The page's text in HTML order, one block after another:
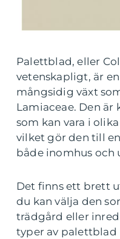
Palettblad, eller
vetenskapligt, är
mångsidig växt
Lamiaceae. Den är
som kan vara i
vilket gör den till
både inomhus och
Det finns ett brett
du kan välja den
trädgård eller
typer av palettblad